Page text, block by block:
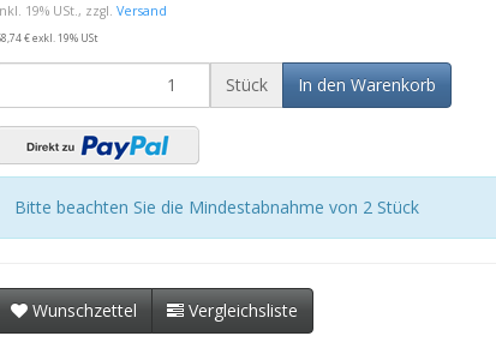
19% USt., zzgl. Versand
€ exkl. 19% USt
Stück In den Warenkorb
Bitte beachten Sie die Mindestabnahme von 2 Stück
Wunschzettel Vergleichsliste